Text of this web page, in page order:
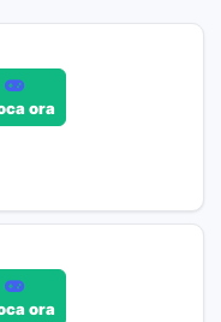
ora
ora